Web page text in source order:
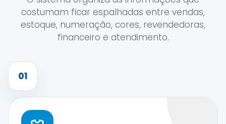
costumam ficar espalhadas entre vendas,
estoque, numeração, cores, revendedoras,
financeiro e atendimento.
01